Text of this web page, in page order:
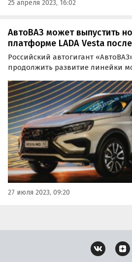
25 апреля 2023, 16:02
АвтоВАЗ может выпустить
платформе LADA Vesta
Российский автогигант
продолжить развитие линейки
году. Об этом сообщил
компании. Подробности о новой
были.
27 июля 2023, 09:20